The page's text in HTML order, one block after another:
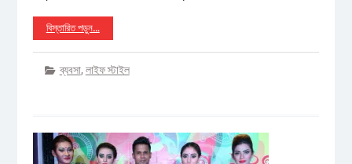
বিস্তারিত পড়ুন…
ব্যবসা, লাইফ স্টাইল